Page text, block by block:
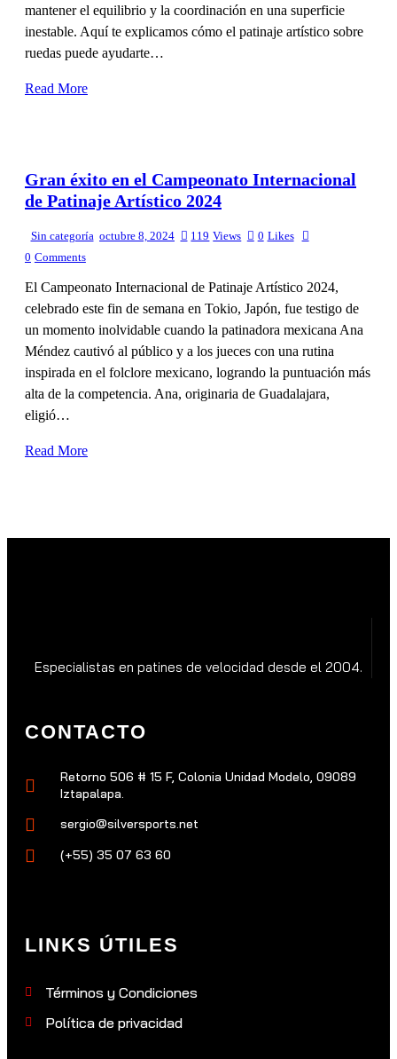
mantener el equilibrio y la coordinación en una superficie
inestable. Aquí te explicamos cómo el patinaje artístico sobre
ruedas puede ayudarte…
Read More
Gran éxito en el Campeonato Internacional
de Patinaje Artístico 2024
Sin categoría octubre 8, 2024 119 Views 0 Likes
0 Comments
El Campeonato Internacional de Patinaje Artístico 2024,
celebrado este fin de semana en Tokio, Japón, fue testigo de
un momento inolvidable cuando la patinadora mexicana Ana
Méndez cautivó al público y a los jueces con una rutina
inspirada en el folclore mexicano, logrando la puntuación más
alta de la competencia. Ana, originaria de Guadalajara,
eligió…
Read More
Especialistas en patines de velocidad desde el 2004.
CONTACTO
Retorno 506 # 15 F, Colonia Unidad Modelo, 09089
Iztapalapa.
sergio@silversports.net
(+55) 35 07 63 60
LINKS ÚTILES
Términos y Condiciones
Política de privacidad